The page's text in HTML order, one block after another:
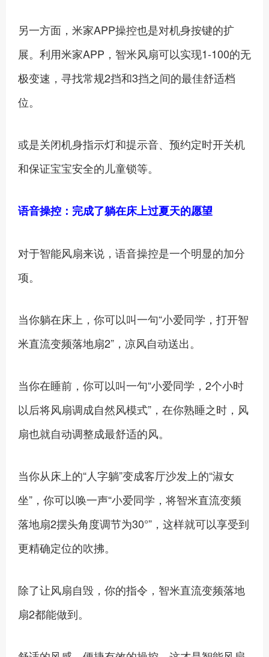
另一方面，米家APP操控也是对机身按键的扩
展。利用米家APP，智米风扇可以实现1-100的无
极变速，寻找常规2挡和3挡之间的最佳舒适档
位。
或是关闭机身指示灯和提示音、预约定时开关机
和保证宝宝安全的儿童锁等。
语音操控：完成了躺在床上过夏天的愿望
对于智能风扇来说，语音操控是一个明显的加分
项。
当你躺在床上，你可以叫一句“小爱同学，打开智
米直流变频落地扇2”，凉风自动送出。
当你在睡前，你可以叫一句“小爱同学，2个小时
以后将风扇调成自然风模式”，在你熟睡之时，风
扇也就自动调整成最舒适的风。
当你从床上的“人字躺”变成客厅沙发上的“淑女
坐”，你可以唤一声“小爱同学，将智米直流变频
落地扇2摆头角度调节为30°”，这样就可以享受到
更精确定位的吹拂。
除了让风扇自毁，你的指令，智米直流变频落地
扇2都能做到。